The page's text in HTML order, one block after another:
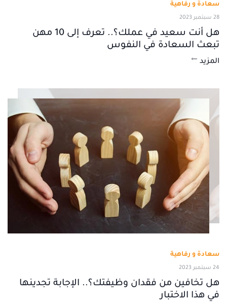
سعادة و رفاهية
28 سبتمبر 2023
هل أنت سعيد في عملك؟.. تعرف إلى 10 مهن
تبعث السعادة في النفوس
المزيد
سعادة و رفاهية
24 سبتمبر 2023
هل تخافين من فقدان وظيفتك؟.. الإجابة تجدينها
في هذا الاختبار